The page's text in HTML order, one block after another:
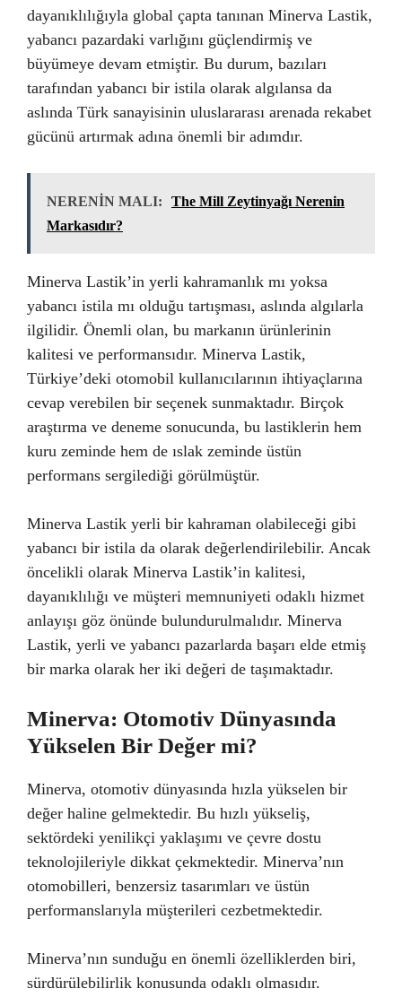
dayanıklılığıyla global çapta tanınan Minerva Lastik,
yabancı pazardaki varlığını güçlendirmiş ve
büyümeye devam etmiştir. Bu durum, bazıları
tarafından yabancı bir istila olarak algılansa da
aslında Türk sanayisinin uluslararası arenada rekabet
gücünü artırmak adına önemli bir adımdır.
NERENİN MALI:
The Mill Zeytinyağı Nerenin
Markasıdır?
Minerva Lastik’in yerli kahramanlık mı yoksa
yabancı istila mı olduğu tartışması, aslında algılarla
ilgilidir. Önemli olan, bu markanın ürünlerinin
kalitesi ve performansıdır. Minerva Lastik,
Türkiye’deki otomobil kullanıcılarının ihtiyaçlarına
cevap verebilen bir seçenek sunmaktadır. Birçok
araştırma ve deneme sonucunda, bu lastiklerin hem
kuru zeminde hem de ıslak zeminde üstün
performans sergilediği görülmüştür.
Minerva Lastik yerli bir kahraman olabileceği gibi
yabancı bir istila da olarak değerlendirilebilir. Ancak
öncelikli olarak Minerva Lastik’in kalitesi,
dayanıklılığı ve müşteri memnuniyeti odaklı hizmet
anlayışı göz önünde bulundurulmalıdır. Minerva
Lastik, yerli ve yabancı pazarlarda başarı elde etmiş
bir marka olarak her iki değeri de taşımaktadır.
Minerva: Otomotiv Dünyasında
Yükselen Bir Değer mi?
Minerva, otomotiv dünyasında hızla yükselen bir
değer haline gelmektedir. Bu hızlı yükseliş,
sektördeki yenilikçi yaklaşımı ve çevre dostu
teknolojileriyle dikkat çekmektedir. Minerva’nın
otomobilleri, benzersiz tasarımları ve üstün
performanslarıyla müşterileri cezbetmektedir.
Minerva’nın sunduğu en önemli özelliklerden biri,
sürdürülebilirlik konusunda odaklı olmasıdır.